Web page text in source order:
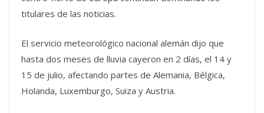
titulares de las noticias.
El servicio meteorológico nacional alemán dijo que
hasta dos meses de lluvia cayeron en 2 días, el 14 y
15 de julio, afectando partes de Alemania, Bélgica,
Holanda, Luxemburgo, Suiza y Austria.